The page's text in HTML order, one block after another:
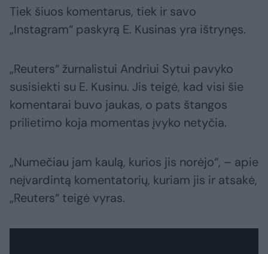
Tiek šiuos komentarus, tiek ir savo
„Instagram“ paskyrą E. Kusinas yra ištrynęs.
„Reuters“ žurnalistui Andriui Sytui pavyko
susisiekti su E. Kusinu. Jis teigė, kad visi šie
komentarai buvo jaukas, o pats štangos
prilietimo koja momentas įvyko netyčia.
„Numečiau jam kaulą, kurios jis norėjo“, – apie
neįvardintą komentatorių, kuriam jis ir atsakė,
„Reuters“ teigė vyras.